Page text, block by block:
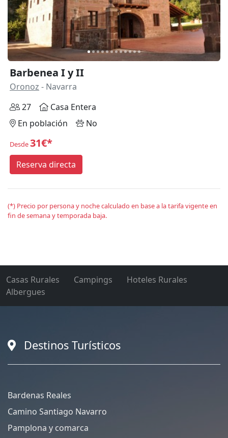
Barbenea I y II
Oronoz - Navarra
27
Casa Entera
En población
No
Desde31€*
Reserva directa
(*) Precio por persona y noche calculado en base a la tarifa vigente en
fin de semana y temporada baja.
Casas Rurales Campings
Hoteles Rurales
Albergues
Destinos Turísticos
Bardenas Reales
Camino Santiago Navarro
Pamplona y comarca